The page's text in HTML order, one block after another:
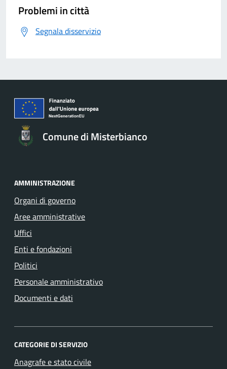
Problemi in città
Segnala disservizio
Comune di Misterbianco
AMMINISTRAZIONE
Organi di governo
Aree amministrative
Uffici
Enti e fondazioni
Politici
Personale amministrativo
Documenti e dati
CATEGORIE DI SERVIZIO
Anagrafe e stato civile